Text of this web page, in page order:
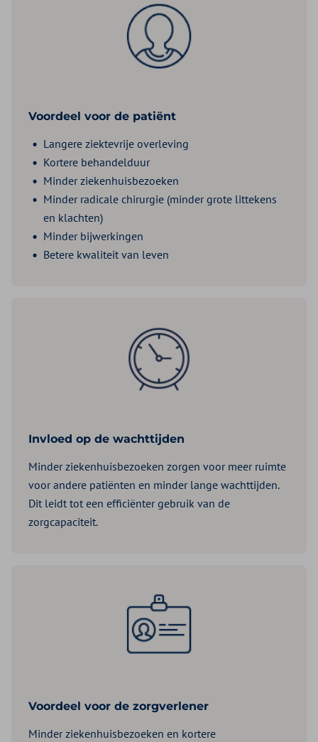
Voordeel voor de patiënt
Langere ziektevrije overleving
Kortere behandelduur
Minder ziekenhuisbezoeken
Minder radicale chirurgie (minder grote littekens
en klachten)
Minder bijwerkingen
Betere kwaliteit van leven
Invloed op de wachttijden
Minder ziekenhuisbezoeken zorgen voor meer ruimte
voor andere patiënten en minder lange wachttijden.
Dit leidt tot een efficiënter gebruik van de
zorgcapaciteit.
Voordeel voor de zorgverlener
Minder ziekenhuisbezoeken en kortere